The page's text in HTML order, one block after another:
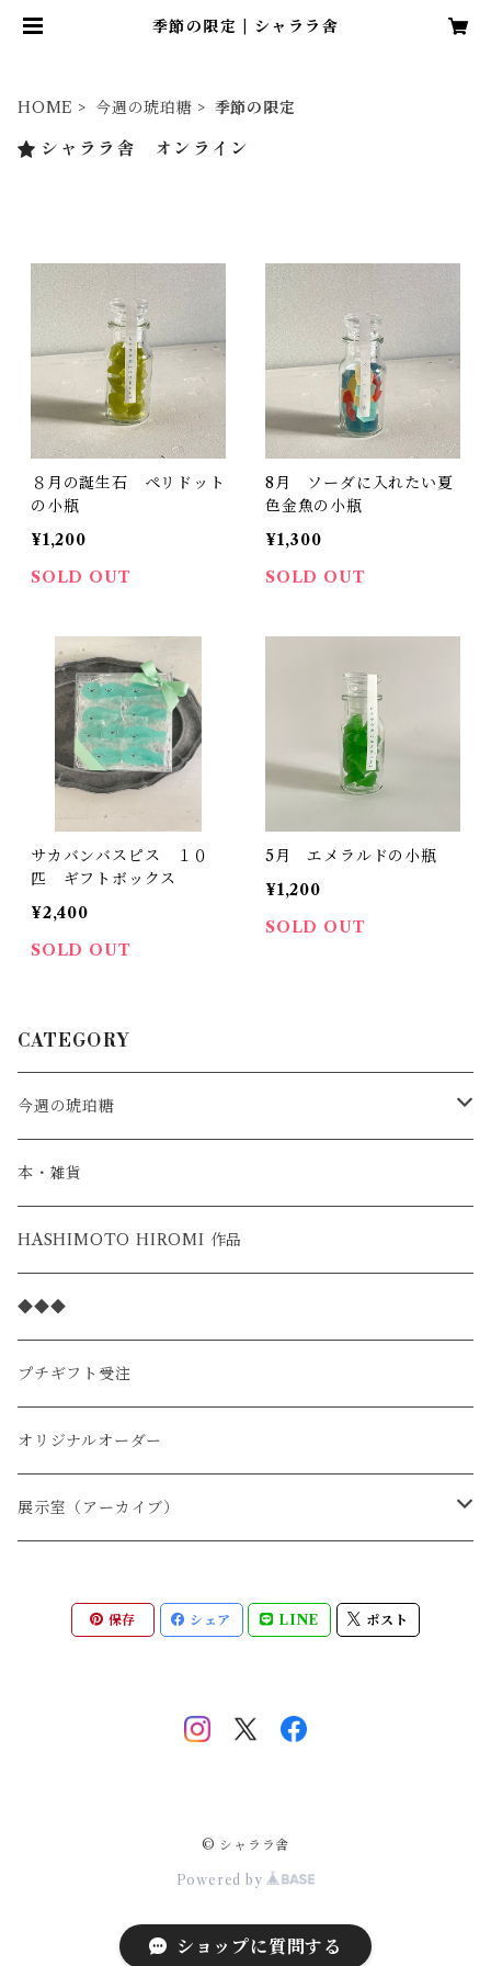
季節の限定 | シャララ舎
HOME 今週の琥珀糖 季節の限定
シャララ舎 オンライン
８月の誕生石 ペリドット
の小瓶
¥1,200
SOLD OUT
8月 ソーダに入れたい夏
色金魚の小瓶
¥1,300
SOLD OUT
サカバンバスピス １０
匹 ギフトボックス
¥2,400
SOLD OUT
5月 エメラルドの小瓶
¥1,200
SOLD OUT
CATEGORY
今週の琥珀糖
スタンダード
季節の限定
本・雑貨
HASHIMOTO HIROMI 作品
◆◆◆
プチギフト受注
オリジナルオーダー
展示室（アーカイブ）
猫スペシャル
保存 シェア LINE ポスト
© シャララ舎
Powered by
ショップに質問する